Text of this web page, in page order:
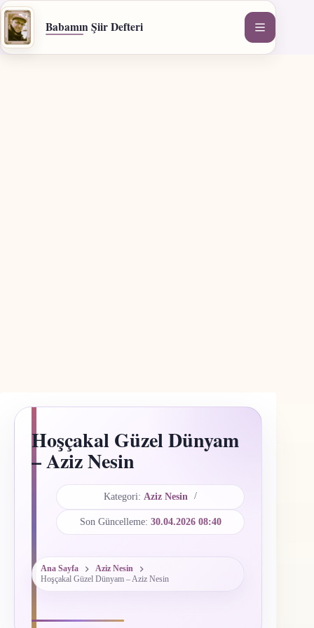
İçeriğe
geç
Babamın Şiir Defteri
Hoşçakal Güzel Dünyam
– Aziz Nesin
Kategori: Aziz Nesin
Son Güncelleme: 30.04.2026 08:40
Ana Sayfa
Aziz Nesin
Hoşçakal Güzel Dünyam – Aziz Nesin